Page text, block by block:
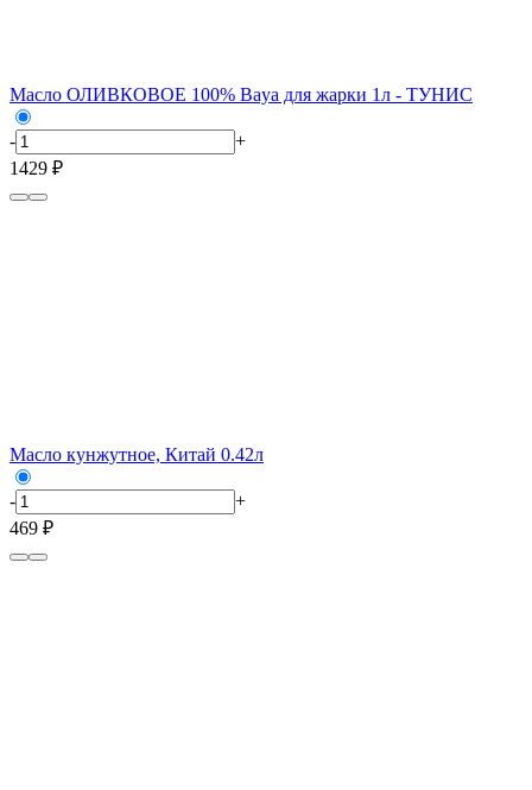
Масло ОЛИВКОВОЕ 100% Baya для жарки 1л - ТУНИС
-
+
1429 ₽
Масло кунжутное, Китай 0.42л
-
+
469 ₽